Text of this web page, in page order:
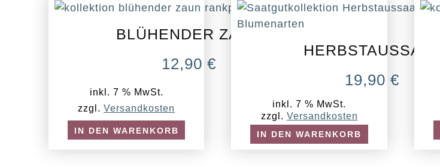
BLÜHENDER ZAUN
12,90€
inkl. 7 % MwSt.
zzgl.Versandkosten
IN DEN WARENKORB
HERBSTAUSSAAT
19,90 €
inkl. 7 % MwSt.
zzgl. Versandkosten
IN DEN WARENKORB